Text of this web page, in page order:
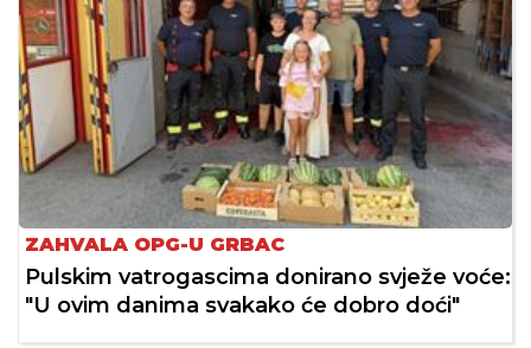
ZAHVALA OPG-U GRBAC
Pulskim vatrogascima donirano svježe voće:
"U ovim danima svakako će dobro doći"